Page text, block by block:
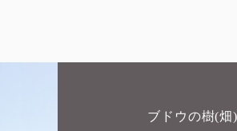
ブドウの樹(